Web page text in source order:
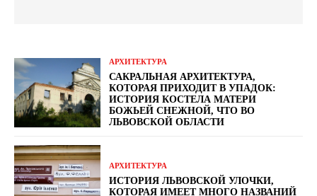
АРХИТЕКТУРА
САКРАЛЬНАЯ АРХИТЕКТУРА,
КОТОРАЯ ПРИХОДИТ В УПАДОК:
ИСТОРИЯ КОСТЕЛА МАТЕРИ
БОЖЬЕЙ СНЕЖНОЙ, ЧТО ВО
ЛЬВОВСКОЙ ОБЛАСТИ
АРХИТЕКТУРА
ИСТОРИЯ ЛЬВОВСКОЙ УЛОЧКИ,
КОТОРАЯ ИМЕЕТ МНОГО НАЗВАНИЙ